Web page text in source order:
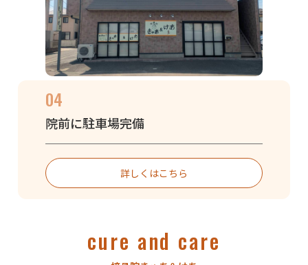
04
院前に駐車場完備
詳しくはこちら
cure and care